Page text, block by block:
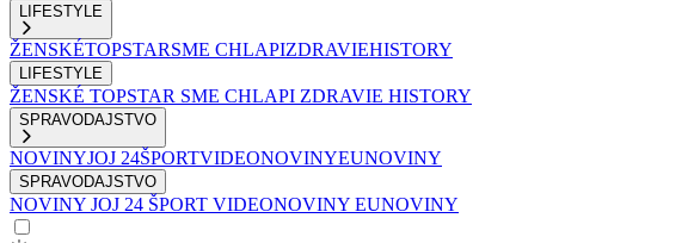
LIFESTYLE
ŽENSKÉTOPSTARSME CHLAPIZDRAVIEHISTORY
LIFESTYLE
ŽENSKÉ TOPSTAR SME CHLAPI ZDRAVIE HISTORY
SPRAVODAJSTVO
NOVINYJOJ 24ŠPORTVIDEONOVINYEUNOVINY
SPRAVODAJSTVO
NOVINY JOJ 24 ŠPORT VIDEONOVINY EUNOVINY